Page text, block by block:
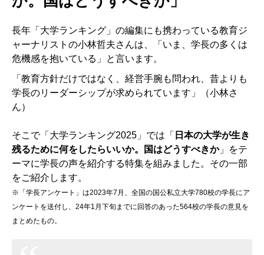
長年「大学ランキング」の編集にも携わっている教育ジ
ャーナリストの小林哲夫さんは、「いま、学長の多くは
危機感を抱いている」と言います。
「教育方針だけではなく、経営手腕も問われ、昔よりも
学長のリーダーシップが求められています」（小林さ
ん）
そこで「大学ランキング2025」では「 日本の大学が生き
残るために何をしたらいいか。国はどうすべきか」をテ
ーマに学長の声を紹介する特集を組みました。その一部
をご紹介します。
※「学長アンケート」は2023年7月、全国の国公私立大学780校の学長にア
ンケートを送付し、24年1月下旬までに回答のあった564校の学長の意見を
まとめたもの。